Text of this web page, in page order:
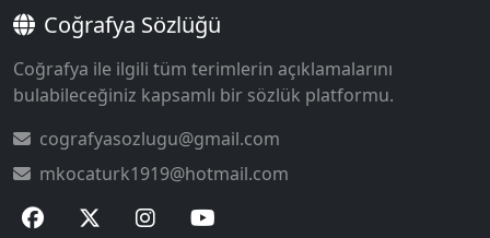
Coğrafya Sözlüğü
Coğrafya ile ilgili tüm terimlerin açıklamalarını
bulabileceğiniz kapsamlı bir sözlük platformu.
cografyasozlugu@gmail.com
mkocaturk1919@hotmail.com